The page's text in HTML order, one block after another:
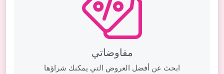
مفاوضاتي
ابحث عن أفضل العروض التي يمكنك شراؤها